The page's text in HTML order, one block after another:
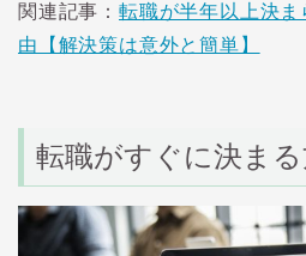
関連記事： 転職が半年以上決
由【解決策は意外と簡単】
転職がすぐに決まる